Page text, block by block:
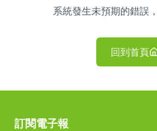
系統發生未預期的錯誤
回到首頁
訂閱電子報